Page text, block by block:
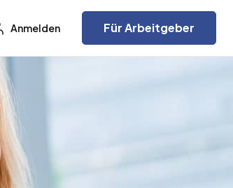
Anmelden Für Arbeitgeber